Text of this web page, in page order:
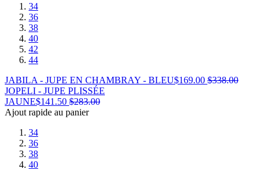
34
36
38
40
42
44
JABILA - JUPE EN CHAMBRAY - BLEU$169.00 $338.00
JOPELI - JUPE PLISSÉE
JAUNE$141.50 $283.00
Ajout rapide au panier
34
36
38
40